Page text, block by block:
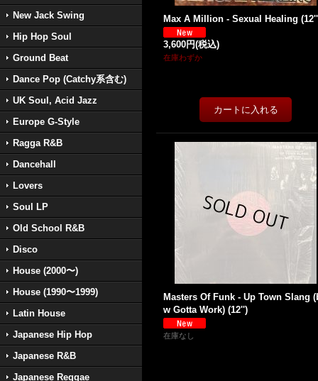
New Jack Swing
Hip Hop Soul
Ground Beat
Dance Pop (Catchy系含む)
UK Soul, Acid Jazz
Europe G-Style
Ragga R&B
Dancehall
Lovers
Soul LP
Old School R&B
Disco
House (2000〜)
House (1990〜1999)
Latin House
Japanese Hip Hop
Japanese R&B
Japanese Reggae
Max A Million - Sexual Healing
3,600円(税込)
在庫わずか
Masters Of Funk - Up Town Slang
w Gotta Work) (12'')
在庫なし